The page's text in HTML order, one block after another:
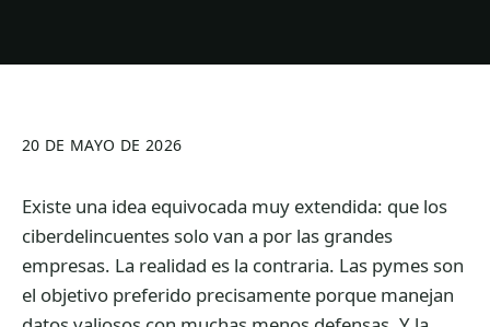
20 DE MAYO DE 2026
Existe una idea equivocada muy extendida: que los
ciberdelincuentes solo van a por las grandes
empresas. La realidad es la contraria. Las pymes son
el objetivo preferido precisamente porque manejan